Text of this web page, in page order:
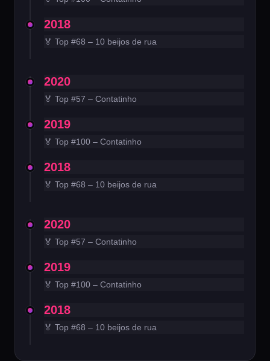
2018
🏅 Top #68 – 10 beijos de rua
2020
🏅 Top #57 – Contatinho
2019
🏅 Top #100 – Contatinho
2018
🏅 Top #68 – 10 beijos de rua
2020
🏅 Top #57 – Contatinho
2019
🏅 Top #100 – Contatinho
2018
🏅 Top #68 – 10 beijos de rua